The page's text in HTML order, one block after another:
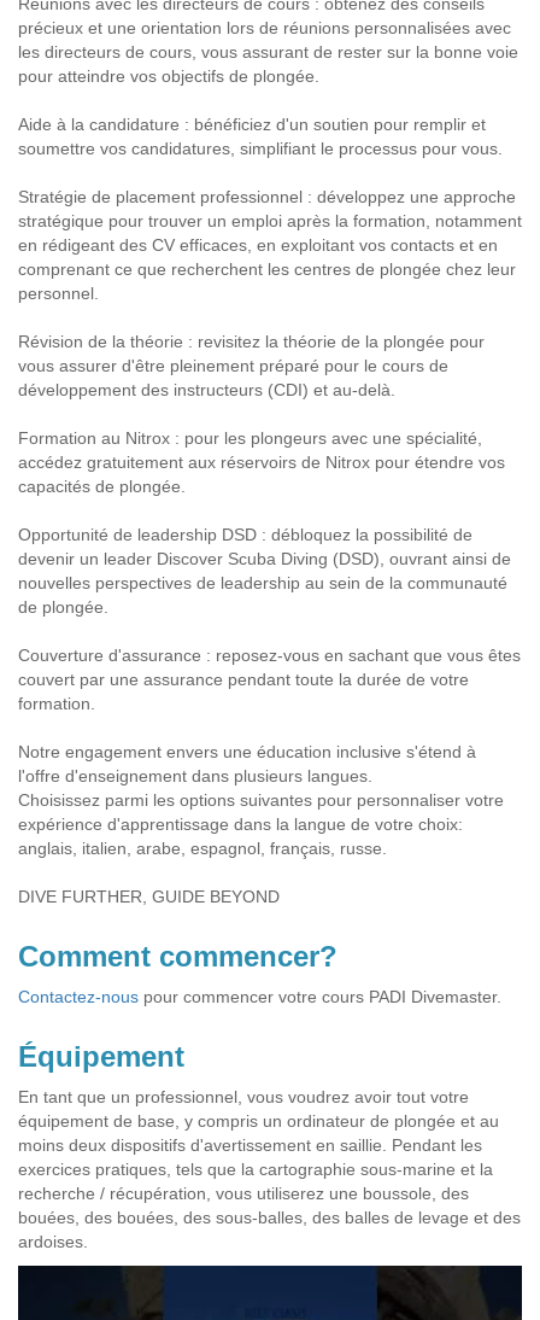
précieux et une orientation lors de réunions personnalisées avec
les directeurs de cours, vous assurant de rester sur la bonne voie
pour atteindre vos objectifs de plongée.
Aide à la candidature : bénéficiez d'un soutien pour remplir et
soumettre vos candidatures, simplifiant le processus pour vous.
Stratégie de placement professionnel : développez une approche
stratégique pour trouver un emploi après la formation, notamment
en rédigeant des CV efficaces, en exploitant vos contacts et en
comprenant ce que recherchent les centres de plongée chez leur
personnel.
Révision de la théorie : revisitez la théorie de la plongée pour
vous assurer d'être pleinement préparé pour le cours de
développement des instructeurs (CDI) et au-delà.
Formation au Nitrox : pour les plongeurs avec une spécialité,
accédez gratuitement aux réservoirs de Nitrox pour étendre vos
capacités de plongée.
Opportunité de leadership DSD : débloquez la possibilité de
devenir un leader Discover Scuba Diving (DSD), ouvrant ainsi de
nouvelles perspectives de leadership au sein de la communauté
de plongée.
Couverture d'assurance : reposez-vous en sachant que vous êtes
couvert par une assurance pendant toute la durée de votre
formation.
Notre engagement envers une éducation inclusive s'étend à
l'offre d'enseignement dans plusieurs langues.
Choisissez parmi les options suivantes pour personnaliser votre
expérience d'apprentissage dans la langue de votre choix:
anglais, italien, arabe, espagnol, français, russe.
DIVE FURTHER, GUIDE BEYOND
Comment commencer?
Contactez-nous pour commencer votre cours PADI Divemaster.
Équipement
En tant que un professionnel, vous voudrez avoir tout votre
équipement de base, y compris un ordinateur de plongée et au
moins deux dispositifs d'avertissement en saillie. Pendant les
exercices pratiques, tels que la cartographie sous-marine et la
recherche / récupération, vous utiliserez une boussole, des
bouées, des bouées, des sous-balles, des balles de levage et des
ardoises.